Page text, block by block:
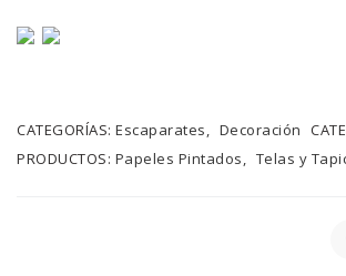
CATEGORÍAS: Escaparates Decoración
PRODUCTOS: Papeles Pintados Telas y